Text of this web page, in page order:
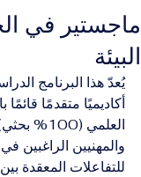
ماجستير في
البيئة
يُعدّ هذا البرنامج
أكاديميًا متقدمًا
العلمي
والمهنيين الراغبين
للتفاعلات المعقدة